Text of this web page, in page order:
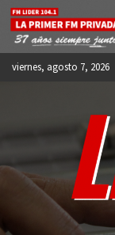
Skip
content
viernes, agosto 7, 2026